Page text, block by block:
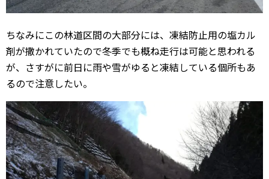
ちなみにこの林道区間の大部分には、凍結防止用の塩カル
剤が撒かれていたので冬季でも概ね走行は可能と思われる
が、さすがに前日に雨や雪がゆると凍結している個所もあ
るので注意したい。